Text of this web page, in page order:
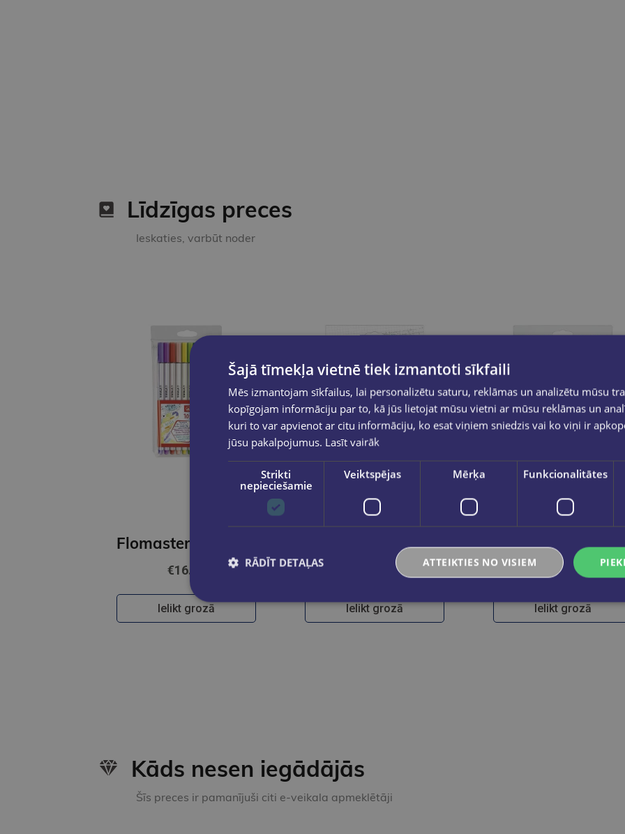
Līdzīgas preces
Ieskaties, varbūt noder
€16.95
Ielikt grozā
STABILO point 88 18gb kartona iepakojumā
Ielikt grozā
Flomasteri
€26.00
Ielikt grozā
Kāds nesen iegādājās
Šīs preces ir pamanījuši citi e-veikala apmeklētāji
Šajā tīmekļa vietnē tiek izmantoti sīkfaili
Mēs izmantojam sīkfailus, lai personalizētu saturu, reklāmas un analizētu mūsu
kopīgojam informāciju par to, kā jūs lietojat mūsu vietni ar mūsu reklāmas un
kuri to var apvienot ar citu informāciju, ko esat viņiem sniedzis vai ko viņi ir
jūsu pakalpojumus. Lasīt vairāk
Strikti
nepieciešamie
Veiktspējas Mērķa Funkcionalitātes
ATTEIKTIES NO VISIEM
RĀDĪT DETAĻAS